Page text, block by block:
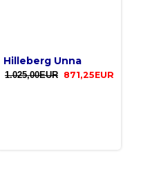
Hilleberg Unna
1.025,00EUR 871,25EUR